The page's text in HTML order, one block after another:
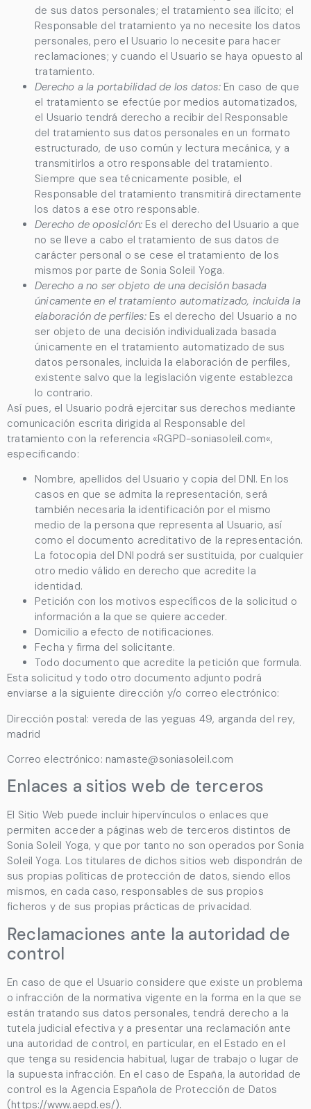
de sus datos personales; el tratamiento sea ilícito; el
Responsable del tratamiento ya no necesite los datos
personales, pero el Usuario lo necesite para hacer
reclamaciones; y cuando el Usuario se haya opuesto al
tratamiento.
Derecho a la portabilidad de los datos:En caso de que
el tratamiento se efectúe por medios automatizados,
el Usuario tendrá derecho a recibir del Responsable
del tratamiento sus datos personales en un formato
estructurado, de uso común y lectura mecánica, y a
transmitirlos a otro responsable del tratamiento.
Siempre que sea técnicamente posible, el
Responsable del tratamiento transmitirá directamente
los datos a ese otro responsable.
Derecho de oposición: Es el derecho del Usuario a que
no se lleve a cabo el tratamiento de sus datos de
carácter personal o se cese el tratamiento de los
mismos por parte de Sonia Soleil Yoga.
Derecho a no ser objeto de una decisión basada
únicamente en el tratamiento automatizado, incluida la
elaboración de perfiles:Es el derecho del Usuario a no
ser objeto de una decisión individualizada basada
únicamente en el tratamiento automatizado de sus
datos personales, incluida la elaboración de perfiles,
existente salvo que la legislación vigente establezca
lo contrario.
Así pues, el Usuario podrá ejercitar sus derechos mediante
comunicación escrita dirigida al Responsable del
tratamiento con la referencia «RGPD-soniasoleil.com«,
especificando:
Nombre, apellidos del Usuario y copia del DNI. En los
casos en que se admita la representación, será
también necesaria la identificación por el mismo
medio de la persona que representa al Usuario, así
como el documento acreditativo de la representación.
La fotocopia del DNI podrá ser sustituida, por cualquier
otro medio válido en derecho que acredite la
identidad.
Petición con los motivos específicos de la solicitud o
información a la que se quiere acceder.
Domicilio a efecto de notificaciones.
Fecha y firma del solicitante.
Todo documento que acredite la petición que formula.
Esta solicitud y todo otro documento adjunto podrá
enviarse a la siguiente dirección y/o correo electrónico:
Dirección postal: vereda de las yeguas 49, arganda del rey,
madrid
Correo electrónico: namaste@soniasoleil.com
Enlaces a sitios web de terceros
El Sitio Web puede incluir hipervínculos o enlaces que
permiten acceder a páginas web de terceros distintos de
Sonia Soleil Yoga, y que por tanto no son operados por Sonia
Soleil Yoga. Los titulares de dichos sitios web dispondrán de
sus propias políticas de protección de datos, siendo ellos
mismos, en cada caso, responsables de sus propios
ficheros y de sus propias prácticas de privacidad.
Reclamaciones ante la autoridad de
control
En caso de que el Usuario considere que existe un problema
o infracción de la normativa vigente en la forma en la que se
están tratando sus datos personales, tendrá derecho a la
tutela judicial efectiva y a presentar una reclamación ante
una autoridad de control, en particular, en el Estado en el
que tenga su residencia habitual, lugar de trabajo o lugar de
la supuesta infracción. En el caso de España, la autoridad de
control es la Agencia Española de Protección de Datos
(https://www.aepd.es/).